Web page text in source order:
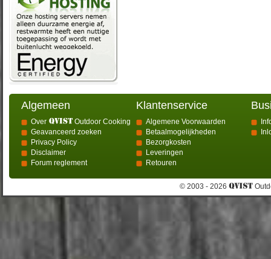
Algemeen
Over
Outdoor Cooking
Geavanceerd zoeken
Privacy Policy
Disclaimer
Forum reglement
Klantenservice
Algemene Voorwaarden
Betaalmogelijkheden
Bezorgkosten
Leveringen
Retouren
© 2003 - 2026